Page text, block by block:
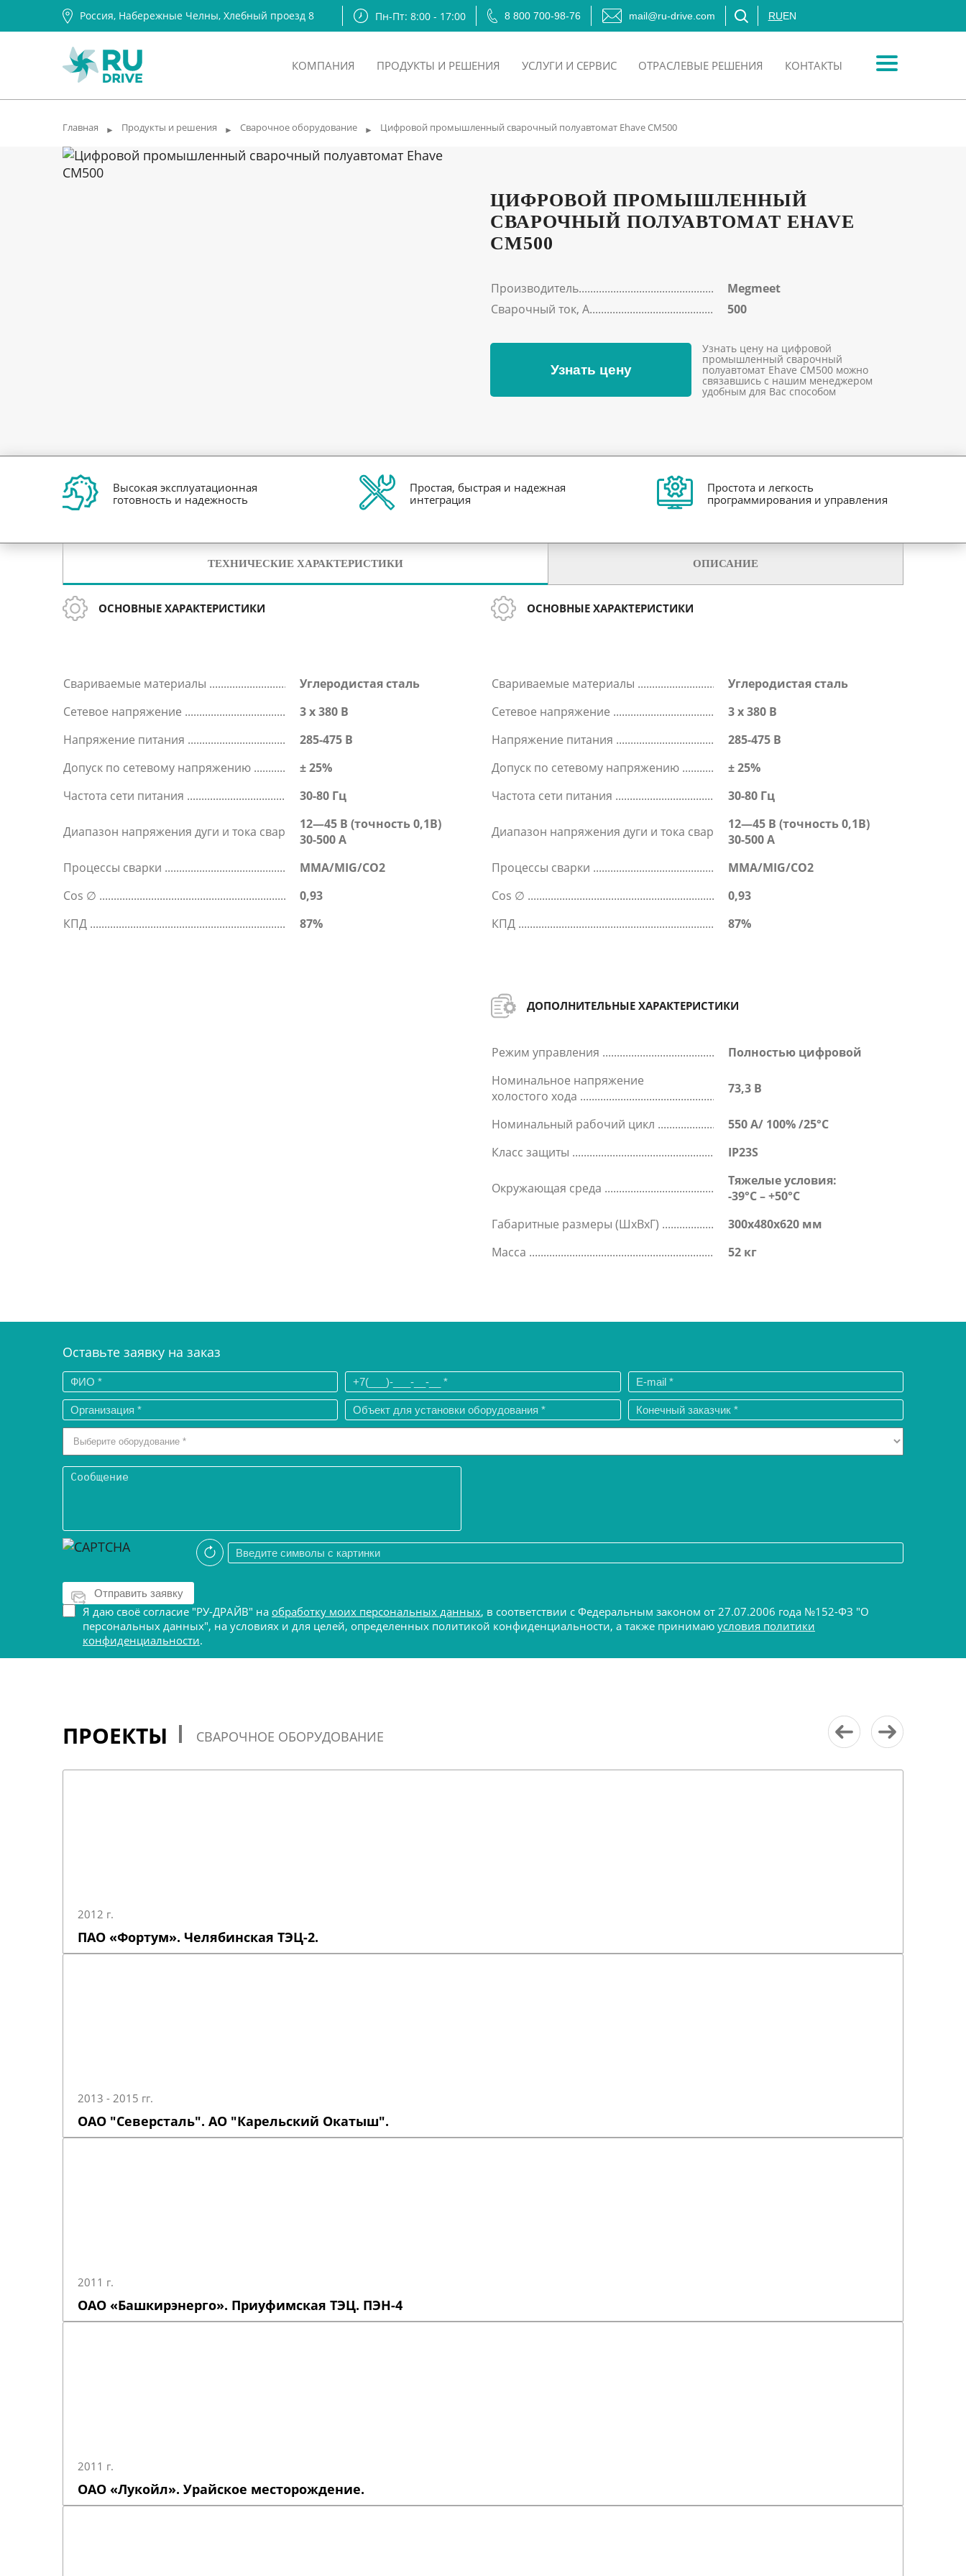
Россия, Набережные Челны, Хлебный проезд 8 Пн-Пт: 8:00 - 17:00 8 800 700-98-76 mail@ru-drive.com RUEN
КОМПАНИЯ ПРОДУКТЫ И РЕШЕНИЯ УСЛУГИ И СЕРВИС ОТРАСЛЕВЫЕ РЕШЕНИЯ КОНТАКТЫ
Главная ► Продукты и решения ► Сварочное оборудование ► Цифровой промышленный сварочный полуавтомат Ehave CM500
ЦИФРОВОЙ ПРОМЫШЛЕННЫЙ
СВАРОЧНЫЙ ПОЛУАВТОМАТ EHAVE
CM500
Производитель
Megmeet
Сварочный ток, А
500
Узнать цену
Узнать цену на цифровой
промышленный сварочный
полуавтомат Ehave CM500 можно
связавшись с нашим менеджером
удобным для Вас способом
Высокая эксплуатационная
готовность и надежность
Простая, быстрая и надежная
интеграция
Простота и легкость
программирования и управления
ТЕХНИЧЕСКИЕ ХАРАКТЕРИСТИКИ ОПИСАНИЕ
ОСНОВНЫЕ ХАРАКТЕРИСТИКИ
Свариваемые материалы
Углеродистая сталь
Сетевое напряжение
3 x 380 В
Напряжение питания
285-475 В
Допуск по сетевому напряжению
± 25%
Частота сети питания
30-80 Гц
Диапазон напряжения дуги и тока сварки12—45 B (точность 0,1В)
30-500 A
Процессы сварки
MMA/MIG/CO2
Cos ∅
0,93
КПД
87%
ОСНОВНЫЕ ХАРАКТЕРИСТИКИ
Свариваемые материалы
Углеродистая сталь
Сетевое напряжение
3 x 380 В
Напряжение питания
285-475 В
Допуск по сетевому напряжению
± 25%
Частота сети питания
30-80 Гц
Диапазон напряжения дуги и тока сварки12—45 B (точность 0,1В)
30-500 A
Процессы сварки
MMA/MIG/CO2
Cos ∅
0,93
КПД
87%
ДОПОЛНИТЕЛЬНЫЕ ХАРАКТЕРИСТИКИ
Режим управления
Полностью цифровой
Номинальное напряжение
холостого хода
73,3 В
Номинальный рабочий цикл
550 А/ 100% /25°C
Класс защиты
IP23S
Окружающая среда
Тяжелые условия:
-39°C – +50°C
Габаритные размеры (ШхВхГ)
300x480x620 мм
Масса
52 кг
Оставьте заявку на заказ
Я даю своё согласие "РУ-ДРАЙВ" на обработку моих персональных данных, в соответствии с Федеральным законом от 27.07.2006 года №152-ФЗ "О
персональных данных", на условиях и для целей, определенных политикой конфиденциальности, а также принимаю условия политики
конфиденциальности.
ПРОЕКТЫ СВАРОЧНОЕ ОБОРУДОВАНИЕ
2012 г.
ПАО «Фортум». Челябинская ТЭЦ-2.
2013 - 2015 гг.
ОАО "Северсталь". АО "Карельский Окатыш".
2011 г.
ОАО «Башкирэнерго». Приуфимская ТЭЦ. ПЭН-4
2011 г.
ОАО «Лукойл». Урайское месторождение.